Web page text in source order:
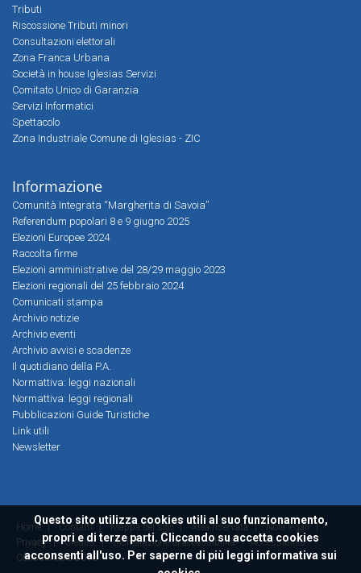
Questo sito utilizza cookies utili al suo funzionamento,
propri e di terze parti. Cliccando su accetta cookies
acconsenti all'uso. Per saperne di più leggi informativa sui
Tributi
Riscossione Tributi minori
Consultazioni elettorali
Zona Franca Urbana
Società in house Iglesias Servizi
Comitato Unico di Garanzia
Servizi Informatici
Spettacolo
Zona Industriale Comune di Iglesias - ZIC
Informazione
Comunità Integrata “Margherita di Savoia”
Referendum popolari 8 e 9 giugno 2025
Elezioni Europee 2024
Raccolta firme
Elezioni amministrative del 28/29 maggio 2023
Elezioni regionali del 25 febbraio 2024
Comunicati stampa
Archivio notizie
Archivio eventi
Archivio avvisi e scadenze
Il quotidiano della P.A.
Normattiva: leggi nazionali
Normattiva: leggi regionali
Pubblicazioni Guide Turistiche
Link utili
Newsletter
Home | Contatti | Mappa del sito | Area riservata | Note legali |
Privacy
| Credits | Dichiarazione di accessibilità
Accessibilità
ConsulMedia 2016